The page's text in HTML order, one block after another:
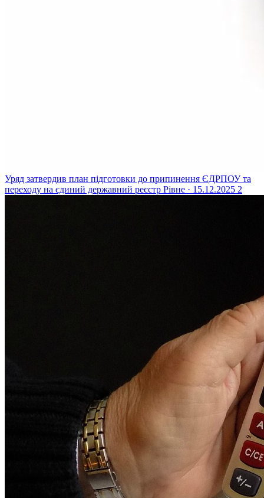
Уряд затвердив план підготовки до припинення ЄДРПОУ та
переходу на єдиний державний реєстр Рівне · 15.12.2025 2